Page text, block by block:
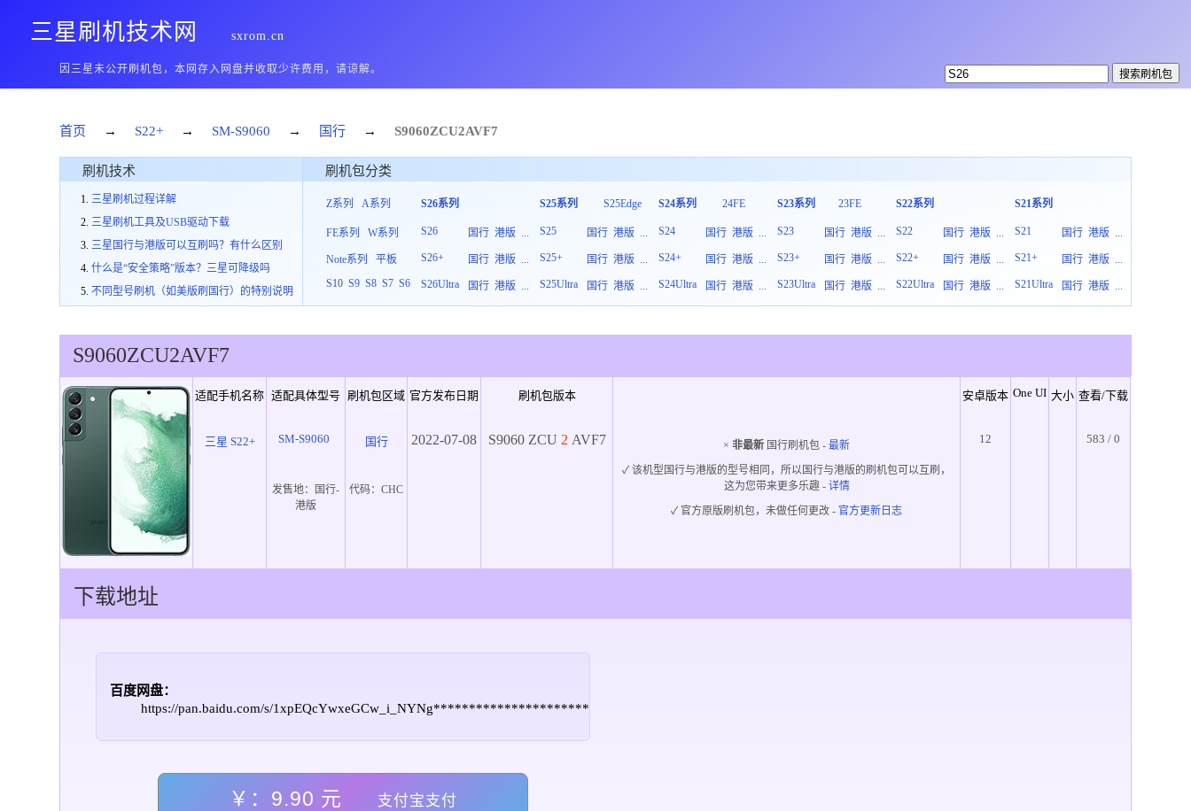
三星刷机技术网 sxrom.cn
因三星未公开刷机包，本网存入网盘并收取少许费用，请谅解。
首页 → S22+ → SM-S9060 → 国行 → S9060ZCU2AVF7
刷机技术
三星刷机过程详解
三星刷机工具及USB驱动下载
三星国行与港版可以互刷吗？有什么区别
什么是“安全策略”版本？三星可降级吗
不同型号刷机（如美版刷国行）的特别说明
刷机包分类
Z系列 A系列
FE系列 W系列
Note系列
平板
S10 S9 S8 S7 S6
S26系列
S26 国行 港版 ...
S26+
国行 港版 ...
S26Ultra
国行 港版 ...
S25系列 S25Edge
S25 国行 港版 ...
S25+
国行 港版 ...
S25Ultra
国行 港版 ...
S24系列 24FE
S24 国行 港版 ...
S24+
国行 港版 ...
S24Ultra
国行 港版 ...
S23系列 23FE
S23 国行 港版 ...
S23+
国行 港版 ...
S23Ultra
国行 港版 ...
S22系列
S22 国行 港版 ...
S22+
国行 港版 ...
S22Ultra
国行 港版 ...
S21系列
S21 国行 港版 ...
S21+
国行 港版 ...
S21Ultra
国行 港版 ...
S9060ZCU2AVF7
适配手机名称 适配具体型号 刷机包区域 官方发布日期 刷机包版本 安卓版本 One UI 大小 查看/下载
三星 S22+ SM-S9060 国行 2022-07-08 S9060 ZCU 2 AVF7 ×非最新 国行刷机包 -最新
✓ 该机型国行与港版的型号相同，所以国行与港版的刷机包可以互刷，
这为您带来更多乐趣- 详情
✓ 官方原版刷机包，未做任何更改 - 官方更新日志
12 583 / 0
发售地：
国行-
港版
代码：CHC
下载地址
百度网盘：
https://pan.baidu.com/s/1xpEQcYwxeGCw_i_NYNg**********************
￥：9.90 元 支付宝支付